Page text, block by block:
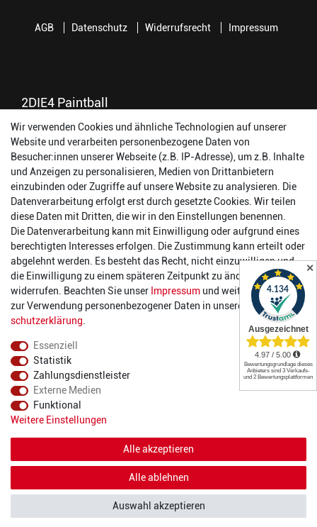
2DIE4 Paintball
56457 Westerburg
Reinhold-Ferger-Straße 26
order@2die4-sports.com
0 26 63/ 9 68 69 37
Öffnungszeiten
Montag:
14:00 - 17:00 Uhr
Dienstag:
14:00 - 17:00 Uhr
Mittwoch:
14:00 - 17:00 Uhr
Donnerstag:
14:00 - 17:00 Uhr
Freitag:
14:00 - 19:00 Uhr
Samstag:
10:00 - 17:00 Uhr
AGB Datenschutz Widerrufsrecht Impressum
Wir verwenden Cookies und ähnliche Technologien auf unserer
Website und verarbeiten personenbezogene Daten von
Besucher:innen unserer Webseite (z.B. IP-Adresse), um z.B. Inhalte
und Anzeigen zu personalisieren, Medien von Drittanbietern
einzubinden oder Zugriffe auf unsere Website zu analysieren. Die
Datenverarbeitung erfolgt erst durch gesetzte Cookies. Wir teilen
diese Daten mit Dritten, die wir in den Einstellungen benennen.
Die Datenverarbeitung kann mit Einwilligung oder aufgrund eines
berechtigten Interesses erfolgen. Die Zustimmung kann erteilt oder
abgelehnt werden. Es besteht das Recht, nicht einzuwilligen und
die Einwilligung zu einem späteren Zeitpunkt zu ändern oder zu
widerrufen. Beachten Sie unser Impressum und weitere Hinweise
zur Verwendung personenbezogener Daten in unserer
Daten­
schutz­erklärung
Essenziell
Statistik
Zahlungsdienstleister
Externe Medien
Funktional
Weitere Einstellungen
Alle akzeptieren
Alle ablehnen
Auswahl akzeptieren
✕